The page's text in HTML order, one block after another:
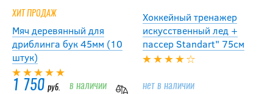
ХИТ ПРОДАЖ
Мяч деревянный для
дриблинга бук 45мм (10
штук)
1 750 руб. в наличии
Хоккейный тренажер
искусственный лед +
пассер Standart" 75cм
нет в наличии